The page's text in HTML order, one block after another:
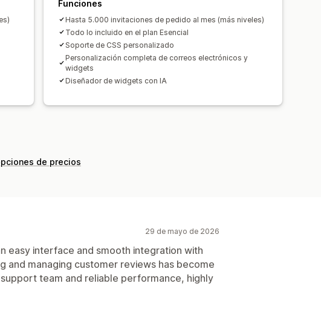
Funciones
Hasta 5.000 invitaciones de pedido al mes (más niveles)
Todo lo incluido en el plan Esencial
Soporte de CSS personalizado
Personalización completa de correos electrónicos y
widgets
Diseñador de widgets con IA
de precios
29 de mayo de 2026
easy interface and smooth integration with
and managing customer reviews has become
team and reliable performance, highly